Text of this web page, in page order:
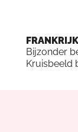
FRANKRIJK
Bijzonder
Kruisbeeld